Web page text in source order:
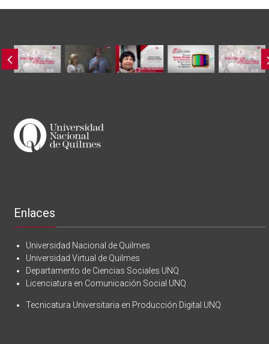
Enlaces
Universidad Nacional de Quilmes
Universidad Virtual de Quilmes
Departamento de Ciencias Sociales UNQ
Licenciatura en Comunicación Social UNQ
Tecnicatura Universitaria en Producción Digital UNQ